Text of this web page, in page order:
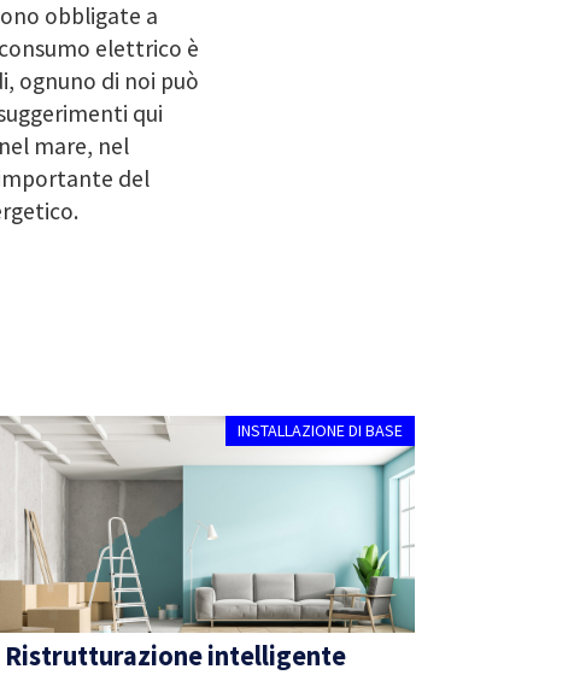
obbligate a
elettrico è
ognuno di noi può
qui
mare, nel
del
INSTALLAZIONE DI BASE
Ristrutturazione intelligente